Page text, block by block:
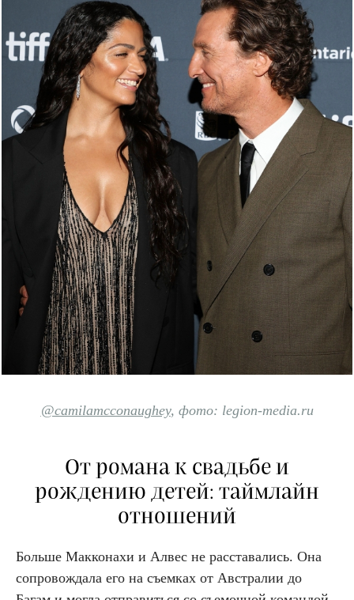
@camilamcconaughey, фото: legion-media.ru
От романа к свадьбе и
рождению детей: таймлайн
отношений
Больше Макконахи и Алвес не расставались. Она
сопровождала его на съемках от Австралии до